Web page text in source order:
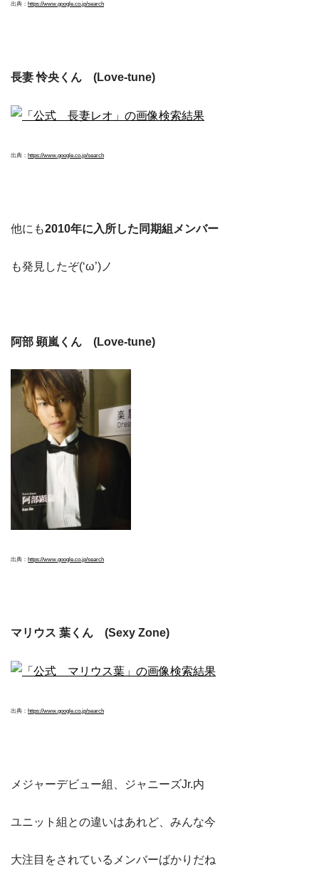
出典： https://www.google.co.jp/search
長妻 怜央くん (Love-tune)
出典： https://www.google.co.jp/search
他にも2010年に入所した同期組メンバー
も発見したぞ(‘ω’)ノ
阿部 顕嵐くん (Love-tune)
出典： https://www.google.co.jp/search
マリウス 葉くん (Sexy Zone)
出典： https://www.google.co.jp/search
メジャーデビュー組、ジャニーズJr.内
ユニット組との違いはあれど、みんな今
大注目をされているメンバーばかりだね